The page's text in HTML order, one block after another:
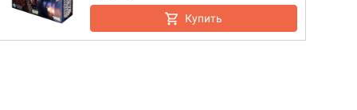
Купить